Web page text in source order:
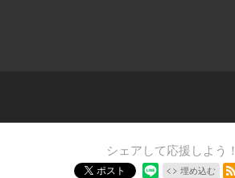
シェアして応援しよう！
ポスト 埋め込む